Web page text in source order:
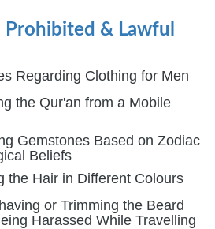
Prohibited & Lawful
Regarding Clothing for Men
the Qur'an from a Mobile
Gemstones Based on Zodiac
Beliefs
the Hair in Different Colours
or Trimming the Beard
Harassed While Travelling